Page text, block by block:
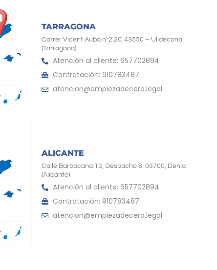
TARRAGONA
Carrer Vicent Aubà nº2 2C 43550 – Ulldecona
(Tarragona)
Atención al cliente: 657702894
Contratación: 910783487
atencion@empiezadecero.legal
ALICANTE
Calle Barbacana 13, Despacho 8. 03700, Denia
(Alicante)
Atención al cliente: 657702894
Contratación: 910783487
atencion@empiezadecero.legal